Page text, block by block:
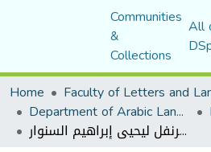
Communities
&
Collections
All
Home
Department of Arabic Language and Literature
الأنساق الثقافية في رواية الشوك والقرنفل ليحيى إبراهيم السنوار